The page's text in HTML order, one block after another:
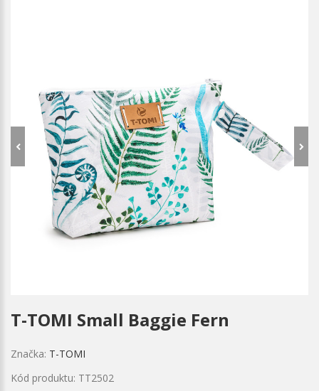
T-TOMI Small Baggie Fern
Značka: T-TOMI
Kód produktu: TT2502